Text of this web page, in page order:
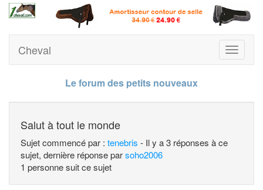
Toggle
Cheval
Le forum des petits nouveaux
Salut à tout le monde
Sujet commencé par : tenebris - Il y a 3 réponses à ce
sujet, dernière réponse parsoho2006
1 personne suit ce sujet